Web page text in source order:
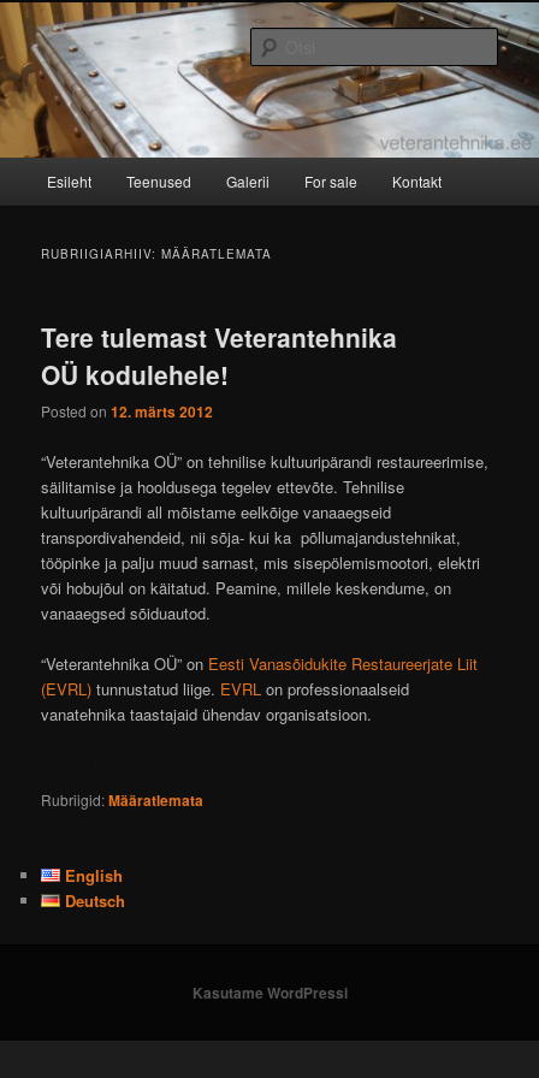
Skip
to
primary
content
Skip
to
secondary
contentVeterantehnika OÜ
Vanatehnika restaureerimine, taastamine
Otsi
Esileht Teenused Galerii For sale Kontakt
RUBRIIGIARHIIV:MÄÄRATLEMATA
Tere tulemast Veterantehnika
OÜ kodulehele!
Posted on12. märts 2012
“Veterantehnika OÜ” on tehnilise kultuuripärandi restaureerimise,
säilitamise ja hooldusega tegelev ettevõte. Tehnilise
kultuuripärandi all mõistame eelkõige vanaaegseid
transpordivahendeid, nii sõja- kui ka põllumajandustehnikat,
tööpinke ja palju muud sarnast, mis sisepölemismootori, elektri
või hobujõul on käitatud. Peamine, millele keskendume, on
vanaaegsed sõiduautod.
“Veterantehnika OÜ” on Eesti Vanasõidukite Restaureerjate Liit
(EVRL) tunnustatud liige. EVRL on professionaalseid
vanatehnika taastajaid ühendav organisatsioon.
Rubriigid:Määratlemata
English
Deutsch
Kasutame WordPressi